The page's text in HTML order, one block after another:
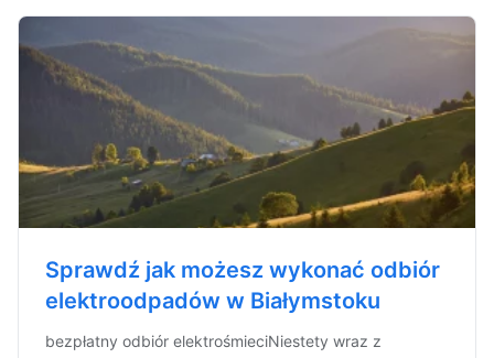
Sprawdź jak możesz wykonać odbiór
elektroodpadów w Białymstoku
bezpłatny odbiór elektrośmieciNiestety wraz z